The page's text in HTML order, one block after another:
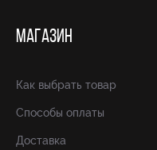
МАГАЗИН
Как выбрать товар
Способы оплаты
Доставка